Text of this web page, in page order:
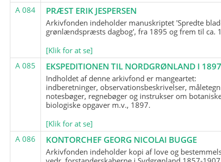
A 084
PRÆST ERIK JESPERSEN
Arkivfonden indeholder manuskriptet 'Spredte
grønlændspræsts dagbog', fra 1895 og frem til ca.
[Klik for at se]
A 085
EKSPEDITIONEN TIL NORDGRØNLAND I
Indholdet af denne arkivfond er mangeartet:
indberetninger, observationsbeskrivelser,
notesbøger, regnebøger og instrukser om
biologiske opgaver m.v., 1897.
[Klik for at se]
A 086
KONTORCHEF GEORG NICOLAI BUGGE
Arkivfonden indeholder kopi af love og